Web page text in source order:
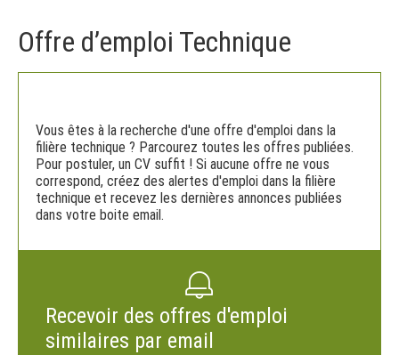
Offre d’emploi Technique
Vous êtes à la recherche d'une offre d'emploi dans la
filière technique ? Parcourez toutes les offres publiées.
Pour postuler, un CV suffit ! Si aucune offre ne vous
correspond, créez des alertes d'emploi dans la filière
technique et recevez les dernières annonces publiées
dans votre boite email.
Recevoir des offres d'emploi
similaires par email